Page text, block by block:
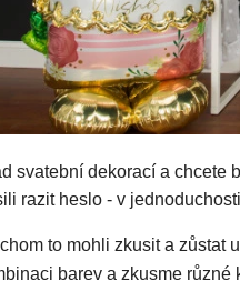
svatební dekorací a chcete
razit heslo - v
to mohli zkusit a zůstat
barev a zkusme